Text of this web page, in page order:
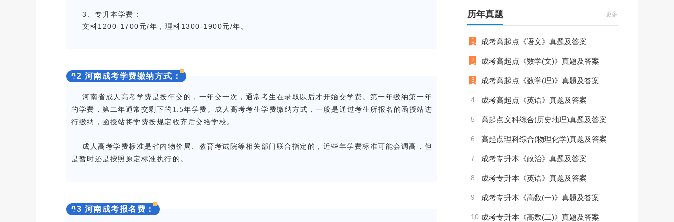
3、专升本学费：
文科1200-1700元/年，理科1300-1900元/年。
02 河南成考学费缴纳方式：
河南省成人高考学费是按年交的，一年交一次，通常考生在录取以后才开始交学费。第一年缴纳第一年
的学费，第二年通常交剩下的1.5年学费。成人高考考生学费缴纳方式，一般是通过考生所报名的函授站进
行缴纳，函授站将学费按规定收齐后交给学校。
成人高考学费标准是省内物价局、教育考试院等相关部门联合指定的，近些年学费标准可能会调高，但
是暂时还是按照原定标准执行的。
03 河南成考报名费：
历年真题 更多
1 成考高起点《语文》真题及答案
2 成考高起点《数学(文)》真题及答案
3 成考高起点《数学(理)》真题及答案
4 成考高起点《英语》真题及答案
5 高起点文科综合(历史地理)真题及答案
6 高起点理科综合(物理化学)真题及答案
7 成考专升本《政治》真题及答案
8 成考专升本《英语》真题及答案
9 成考专升本《高数(一)》真题及答案
10 成考专升本《高数(二)》真题及答案